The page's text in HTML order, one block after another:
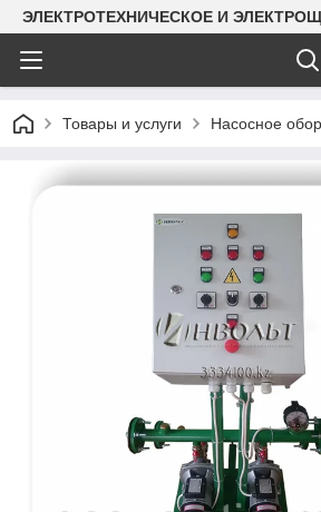
ЭЛЕКТРОТЕХНИЧЕСКОЕ И
Товары и услуги Насосное